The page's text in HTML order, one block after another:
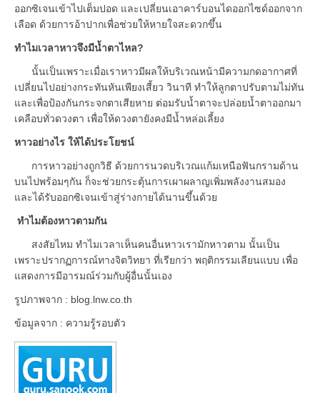
ออกซิเจนเข้าไปเต็มปอด และเปลี่ยนเอาคาร์บอนไดออกไซด์ออกจาก
เลือด ด้วยการอ้าปากเพื่อช่วยให้หายใจสะดวกขึ้น
ทำไมเวลาหาวจึงมีน้ำตาไหล?
นั้นเป็นเพราะเมื่อเราหาวมีผลให้บริเวณหน้ามีความกดอากาศที่
เปลี่ยนไปอย่างกระทันหันเพียงเสี้ยว วินาที ทำให้ลูกตาปรับตามไม่ทัน
และเพื่อป้องกันกระจกตาเสียหาย ต่อมรับน้ำตาจะปล่อยน้ำตาออกมา
เคลือบทั่วดวงตา เพื่อให้ดวงตายังคงมีน้ำหล่อเลี้ยง
หาวอย่างไร ให้ได้ประโยชน์
การหาวอย่างถูกวิธี ด้วยการนวดบริเวณแก้มเหนือฟันกรามด้าน
บนไปพร้อมๆกัน ก็จะช่วยกระตุ้นการเผาผลาญเพิ่มพลังงานสมอง
และได้รับออกซิเจนเข้าสู่ร่างกายได้นานขึ้นด้วย
ทำไมต้องหาวตามกัน
สงสัยไหม ทำไมเวลาเห็นคนอื่นหาวเรามักหาวตาม นั้นเป็น
เพราะปรากฏการณ์ทางจิตวิทยา ที่เรียกว่า พฤติกรรมเลียนแบบ เพื่อ
แสดงการมีอารมณ์ร่วมกับผู้อื่นนั้นเอง
รูปภาพจาก : blog.lnw.co.th
ข้อมูลจาก : ความรู้รอบตัว